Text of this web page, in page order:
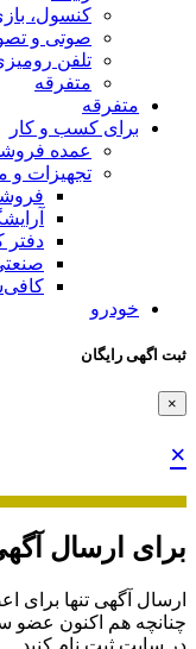
کنسول،
صوتی و
تلفن
متفرقه
متفرقه
برای کسب و کار
عمده
تجهیزات و
دفتر
صنعتی
خودرو
ثبت اگهی رایگان
×
×
برای ارسال
ارسال آگهی تنها برای
چنانچه هم‌ اکنون عضو
در سایت ثبت نام کنید